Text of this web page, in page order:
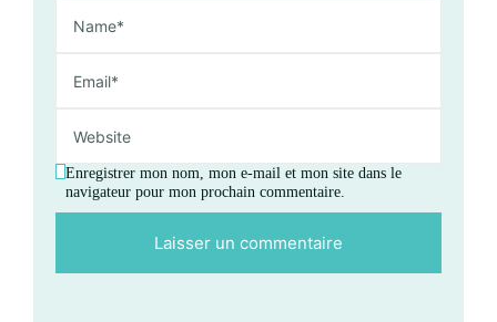
Enregistrer mon nom, mon e-mail et mon site dans le
navigateur pour mon prochain commentaire.